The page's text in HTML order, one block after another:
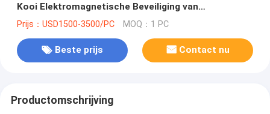
Kooi Elektromagnetische Beveiliging van
Staalfaraday
Prijs：USD1500-3500/PC MOQ：1 PC
Beste prijs Contact nu
Productomschrijving